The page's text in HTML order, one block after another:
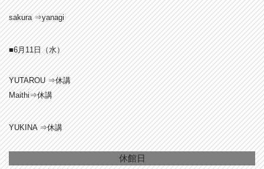
sakura ⇒yanagi
■6月11日（水）
YUTAROU ⇒休講
Maithi⇒休講
YUKINA ⇒休講
休館日